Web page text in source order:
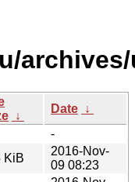
↓
Date ↓
-
KiB
2016-Nov-
09 08:23